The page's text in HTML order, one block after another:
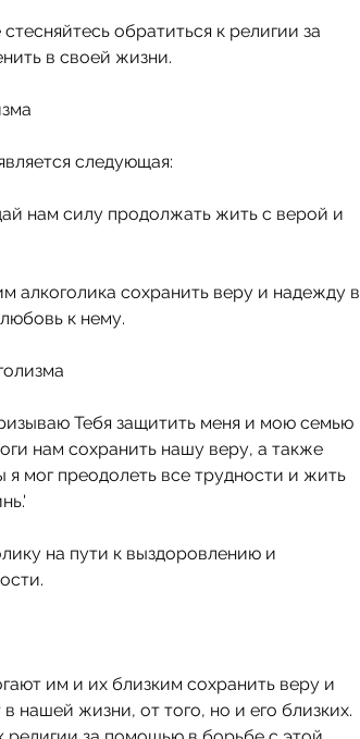
обратиться к религии за
в своей жизни.
следующая:
нам силу продолжать жить с верой и
алкоголика сохранить веру и надежду в
к нему.
Тебя защитить меня и мою семью
нам сохранить нашу веру, а также
я мог преодолеть все трудности и жить
на пути к выздоровлению и
им и их близким сохранить веру и
нашей жизни, от того, но и его близких.